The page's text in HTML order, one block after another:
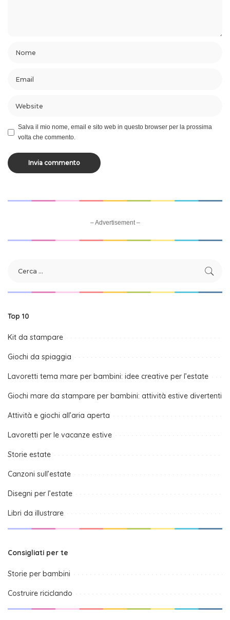
Salva il mio nome, email e sito web in questo browser per la prossima
volta che commento.
– Advertisement –
Top 10
Kit da stampare
Giochi da spiaggia
Lavoretti tema mare per bambini: idee creative per l’estate
Giochi mare da stampare per bambini: attività estive divertenti
Attività e giochi all’aria aperta
Lavoretti per le vacanze estive
Storie estate
Canzoni sull’estate
Disegni per l’estate
Libri da illustrare
Consigliati per te
Storie per bambini
Costruire riciclando